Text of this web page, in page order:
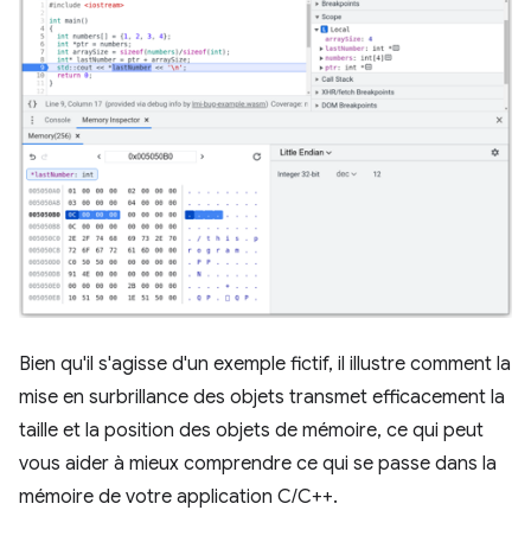
Bien qu'il s'agisse d'un exemple fictif, il illustre comment la
mise en surbrillance des objets transmet efficacement la
taille et la position des objets de mémoire, ce qui peut
vous aider à mieux comprendre ce qui se passe dans la
mémoire de votre application C/C++.